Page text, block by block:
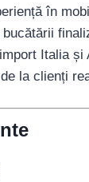
în
Italia și
la clienți